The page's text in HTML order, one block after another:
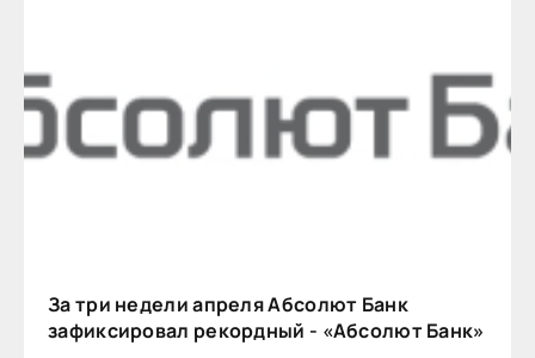
За три недели апреля Абсолют Банк
зафиксировал рекордный - «Абсолют Банк»